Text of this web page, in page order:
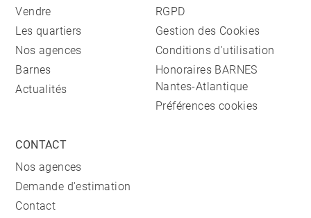
Vendre
Les quartiers
Nos agences
Barnes
Actualités
RGPD
Gestion des Cookies
Conditions d'utilisation
Honoraires BARNES
Nantes-Atlantique
Préférences cookies
CONTACT
Nos agences
Demande d'estimation
Contact